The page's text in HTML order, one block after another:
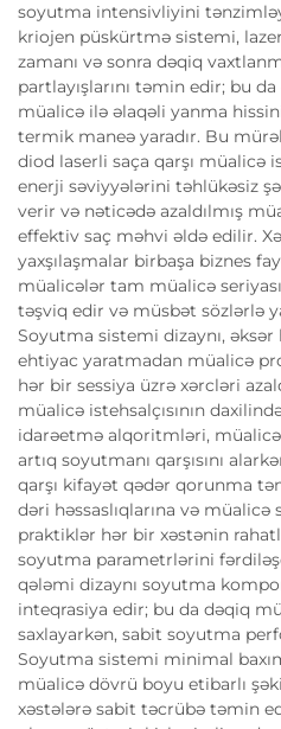
soyutma intensivliyini
kriojen püskürtmə sistemi,
zamanı və sonra dəqiq
partlayışlarını təmin edir; bu
müalicə ilə əlaqəli yanma
termik maneə yaradır. Bu
diod laserli saça qarşı müalicə
enerji səviyyələrini təhlükəsiz
verir və nəticədə azaldılmış
effektiv saç məhvi əldə edilir.
yaxşılaşmalar birbaşa biznes
müalicələr tam müalicə
təşviq edir və müsbət sözlərlə
Soyutma sistemi dizaynı,
ehtiyac yaratmadan müalicə
hər bir sessiya üzrə xərcləri
müalicə istehsalçısının
idarəetmə alqoritmləri,
artıq soyutmanı qarşısını
qarşı kifayət qədər qorunma
dəri həssaslıqlarına və
praktiklər hər bir xəstənin
soyutma parametrlərini
qələmi dizaynı soyutma
inteqrasiya edir; bu da dəqiq
saxlayarkən, sabit soyutma
Soyutma sistemi minimal
müalicə dövrü boyu etibarlı
xəstələrə sabit təcrübə təmin